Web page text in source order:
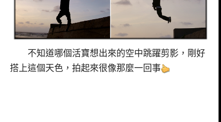
不知道哪個活寶想出來的空中跳躍剪影，剛好
搭上這個天色，拍起來很像那麼一回事